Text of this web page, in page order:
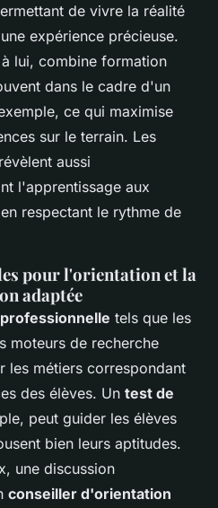
de vivre la réalité
expérience précieuse.
lui, combine formation
dans le cadre d'un
ce qui maximise
sur le terrain. Les
aussi
l'apprentissage aux
respectant le rythme de
pour l'orientation et la
adaptée
tels que les
moteurs de recherche
les métiers correspondant
des élèves. Un test de
peut guider les élèves
bien leurs aptitudes.
une discussion
conseiller d'orientation